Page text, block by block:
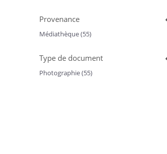
Provenance
Médiathèque (55)
Type de document
Photographie (55)